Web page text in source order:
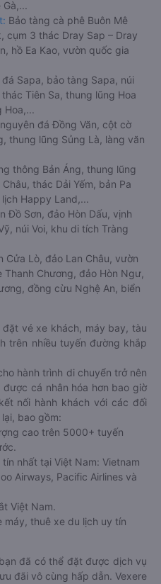
Bảo tàng cà phê Buôn Mê
cụm 3 thác Dray Sap – Dray
hồ Ea Kao, vườn quốc gia
Sapa, bảo tàng Sapa, núi
Tiên Sa, thung lũng Hoa
Hoa,...
đá Đồng Văn, cột cờ
thung lũng Sủng Là, làng văn
thông Bản Áng, thung lũng
thác Dải Yếm, bản Pa
Happy Land,...
Đồ Sơn, đảo Hòn Dấu, vịnh
núi Voi, khu di tích Tràng
Cửa Lò, đảo Lan Châu, vườn
Chương, đảo Hòn Ngư,
đồng cừu Nghệ An, biển
vé xe khách, máy bay, tàu
trên nhiều tuyến đường khắp
hành trình di chuyển trở nên
cá nhân hóa hơn bao giờ
nối hành khách với các đối
bao gồm:
cao trên 5000+ tuyến
nhất tại Việt Nam: Vietnam
Airways, Pacific Airlines và
Việt Nam.
máy, thuê xe du lịch uy tín
đã có thể đặt được dịch vụ
đãi vô cùng hấp dẫn. Vexere